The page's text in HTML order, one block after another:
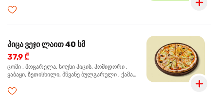
პიცა ვეჯი ლაით 40 სმ
37,9 ₾
ცომი , მოცარელა, სოუსი პიცის, პომიდორი ,
ყაბაყი, ზეთისხილი, მწვანე ბულგარული , ქამა